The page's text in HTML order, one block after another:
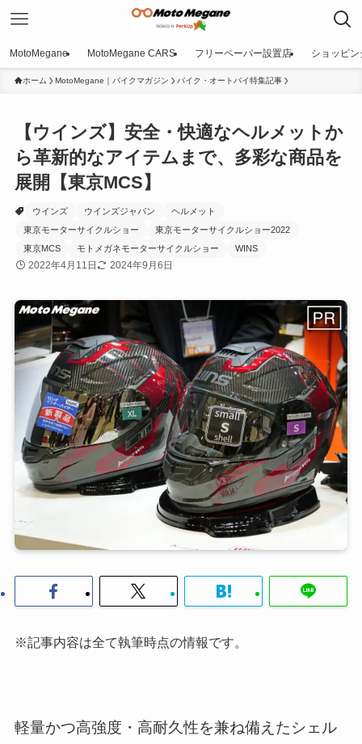
MotoMegane MotoMegane CARS フリーペーパー設置店 ショッピン
ホーム MotoMegane｜バイクマガジン バイク・オートバイ特集記事
【ウインズ】安全・快適なヘルメットか
ら革新的なアイテムまで、多彩な商品を
展開【東京MCS】
ウインズ ウインズジャパン
ヘルメット
東京モーターサイクルショー
東京モーターサイクルショー2022
東京MCS
モトメガネモーターサイクルショー WINS
2022年4月11日 2024年9月6日
※記事内容は全て執筆時点の情報です。
軽量かつ高強度・高耐久性を兼ね備えたシェル